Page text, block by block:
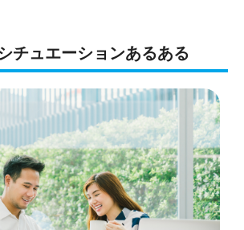
チュエーションあるある